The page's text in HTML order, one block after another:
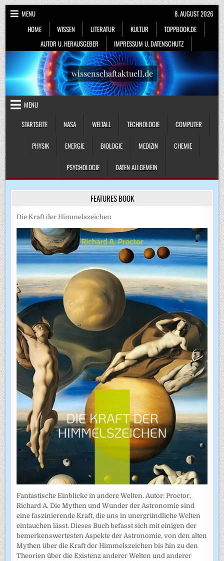
Skip
to
content
MENU
HOME
WISSEN LITERATUR KULTUR
TOPPBOOK.DE
AUTOR U. HERAUSGEBER
IMPRESSUM U. DATENSCHUTZ
8. AUGUST 2026
wissenschaftaktuell.de
MENU
STARTSEITE
NASA WELTALL TECHNOLOGIE COMPUTER
PHYSIK ENERGIE BIOLOGIE MEDIZIN CHEMIE
PSYCHOLOGIE DATEN ALLGEMEIN
FEATURES BOOK
Die Kraft der Himmelszeichen
Fantastische Einblicke in andere Welten. Autor: Proctor,
Richard A. Die Mythen und Wunder der Astronomie sind
eine faszinierende Kraft, die uns in unergründliche Welten
eintauchen lässt. Dieses Buch befasst sich mit einigen der
bemerkenswertesten Aspekte der Astronomie, von den alten
Mythen über die Kraft der Himmelszeichen bis hin zu den
Theorien über die Existenz anderer Welten und anderer